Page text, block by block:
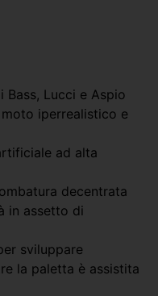
Bass, Lucci e Aspio
iperrealistico e
ad alta
decentrata
in assetto di
sviluppare
la paletta è assistita